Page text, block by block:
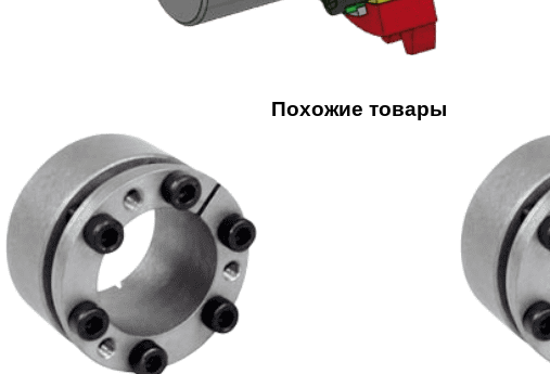
Похожие товары